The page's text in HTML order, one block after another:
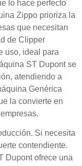
lo hace perfecto
Zippo prioriza la
que necesitan
de Clipper
uso, ideal para
ST Dupont se
atendiendo a
Genérica
la convierte en
Si necesita
contendiente.
Dupont ofrece una